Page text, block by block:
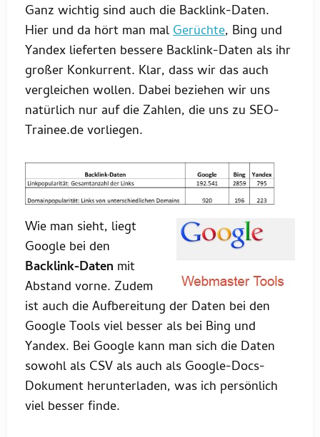
Ganz wichtig sind auch die Backlink-Daten.
Hier und da hört man malGerüchte, Bing und
Yandex lieferten bessere Backlink-Daten als ihr
großer Konkurrent. Klar, dass wir das auch
vergleichen wollen. Dabei beziehen wir uns
natürlich nur auf die Zahlen, die uns zu SEO-
Trainee.de vorliegen.
Wie man sieht, liegt
Google bei den
Backlink-Daten mit
Abstand vorne. Zudem
ist auch die Aufbereitung der Daten bei den
Google Tools viel besser als bei Bing und
Yandex. Bei Google kann man sich die Daten
sowohl als CSV als auch als Google-Docs-
Dokument herunterladen, was ich persönlich
viel besser finde.